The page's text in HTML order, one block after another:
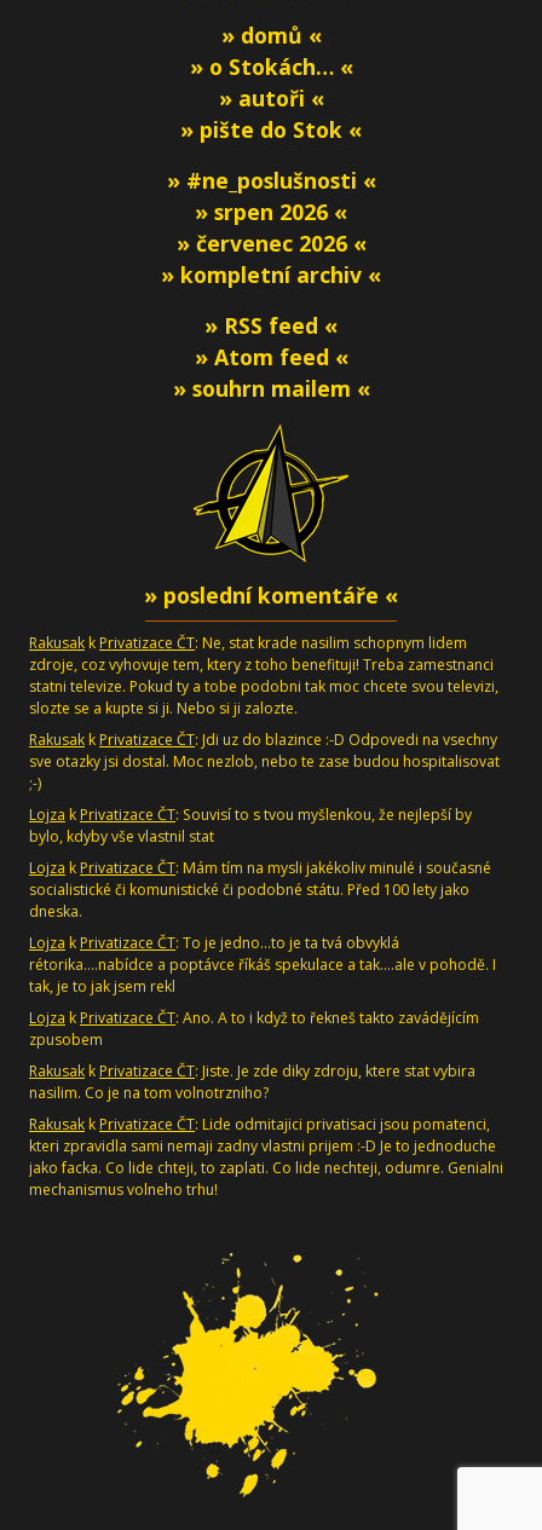
» domů «
» o Stokách… «
» autoři «
» pište do Stok «
» #ne_poslušnosti «
» srpen 2026 «
» červenec 2026 «
» kompletní archiv «
» RSS feed «
» Atom feed «
» souhrn mailem «
» poslední komentáře «
Rakusak k Privatizace ČT: Ne, stat krade nasilim schopnym lidem
zdroje, coz vyhovuje tem, ktery z toho benefituji! Treba zamestnanci
statni televize. Pokud ty a tobe podobni tak moc chcete svou televizi,
slozte se a kupte si ji. Nebo si ji zalozte.
Rakusak k Privatizace ČT: Jdi uz do blazince :-D Odpovedi na vsechny
sve otazky jsi dostal. Moc nezlob, nebo te zase budou hospitalisovat
;-)
Lojza k Privatizace ČT: Souvisí to s tvou myšlenkou, že nejlepší by
bylo, kdyby vše vlastnil stat
Lojza k Privatizace ČT: Mám tím na mysli jakékoliv minulé i současné
socialistické či komunistické či podobné státu. Před 100 lety jako
dneska.
Lojza k Privatizace ČT: To je jedno...to je ta tvá obvyklá
rétorika....nabídce a poptávce říkáš spekulace a tak....ale v pohodě. I
tak, je to jak jsem rekl
Lojza k Privatizace ČT: Ano. A to i když to řekneš takto zavádějícím
zpusobem
Rakusak k Privatizace ČT: Jiste. Je zde diky zdroju, ktere stat vybira
nasilim. Co je na tom volnotrzniho?
Rakusak k Privatizace ČT: Lide odmitajici privatisaci jsou pomatenci,
kteri zpravidla sami nemaji zadny vlastni prijem :-D Je to jednoduche
jako facka. Co lide chteji, to zaplati. Co lide nechteji, odumre. Genialni
mechanismus volneho trhu!